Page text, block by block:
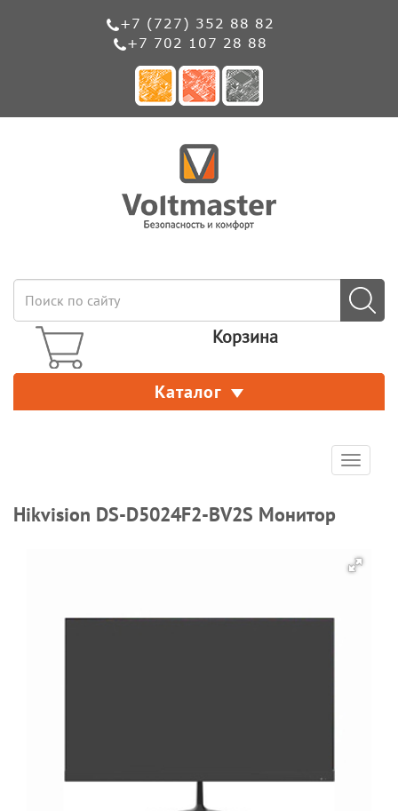
+7 (727) 352 88 82
+7 702 107 28 88
Корзина
Каталог
Toggle
Hikvision DS-D5024F2-BV2S Монитор